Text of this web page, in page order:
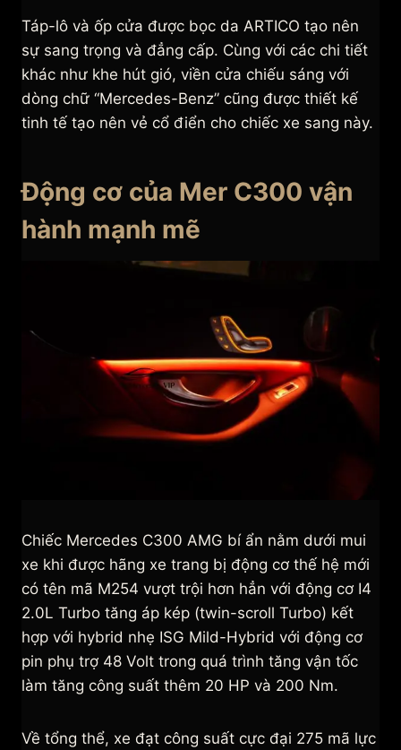
Táp-lô và ốp cửa được bọc da ARTICO tạo nên
sự sang trọng và đẳng cấp. Cùng với các chi tiết
khác như khe hút gió, viền cửa chiếu sáng với
dòng chữ “Mercedes-Benz” cũng được thiết kế
tinh tế tạo nên vẻ cổ điển cho chiếc xe sang này.
Động cơ của Mer C300 vận
hành mạnh mẽ
Chiếc Mercedes C300 AMG bí ẩn nằm dưới mui
xe khi được hãng xe trang bị động cơ thế hệ mới
có tên mã M254 vượt trội hơn hẳn với động cơ I4
2.0L Turbo tăng áp kép (twin-scroll Turbo) kết
hợp với hybrid nhẹ ISG Mild-Hybrid với động cơ
pin phụ trợ 48 Volt trong quá trình tăng vận tốc
làm tăng công suất thêm 20 HP và 200 Nm.
Về tổng thể, xe đạt công suất cực đại 275 mã lực